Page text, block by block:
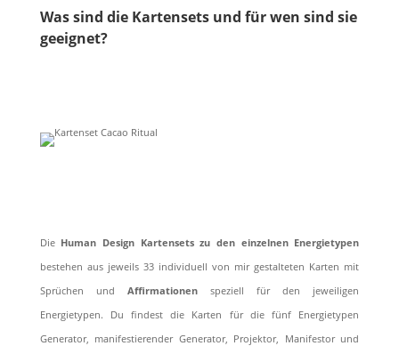
Was sind die Kartensets und für wen sind sie
geeignet?
Die Human Design Kartensets zu den einzelnen Energietypen
bestehen aus jeweils 33 individuell von mir gestalteten Karten mit
Sprüchen und Affirmationenspeziell für den jeweiligen
Energietypen. Du findest die Karten für die fünf Energietypen
Generator, manifestierender Generator, Projektor, Manifestor und